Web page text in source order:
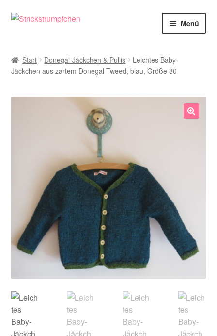
Zur
Zum
Menü
Babysöckchen
Donegal-Jäckchen & Pullis
Spielhosen & Mützen
Über Strickstrümpfchen
Kontakt
Start Donegal-Jäckchen & Pullis
Leichtes Baby-
Jäckchen aus zartem Donegal Tweed, blau, Größe 80